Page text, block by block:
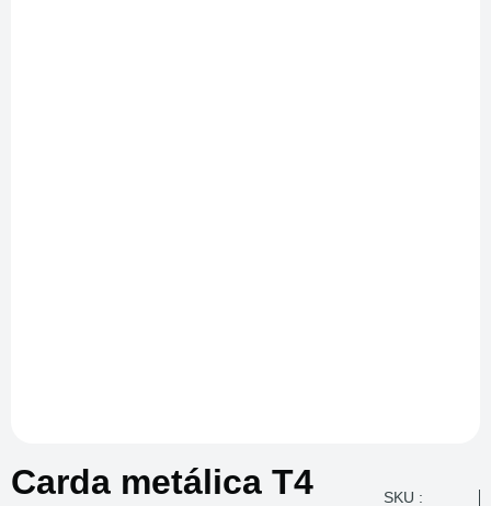
Carda metálica T4
SKU :